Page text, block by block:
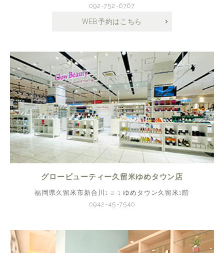
092-752-6767
WEB予約はこちら
グロービューティー久留米ゆめタウン店
福岡県久留米市新合川1-2-1 ゆめタウン久留米1階
0942-45-7540